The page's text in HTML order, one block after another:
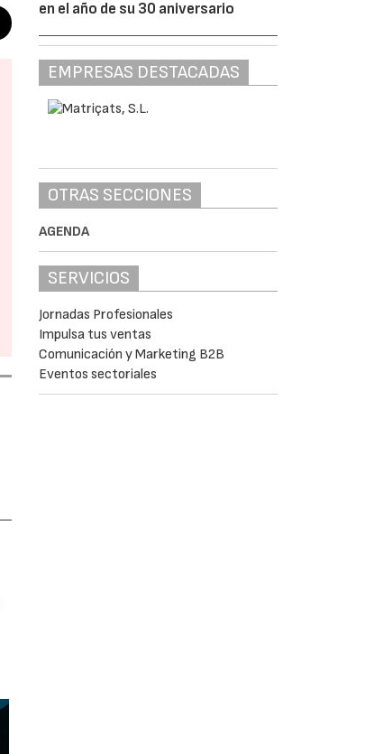
en el año de su 30 aniversario
EMPRESAS DESTACADAS
OTRAS SECCIONES
AGENDA
SERVICIOS
Jornadas Profesionales
Impulsa tus ventas
Comunicación y Marketing B2B
Eventos sectoriales